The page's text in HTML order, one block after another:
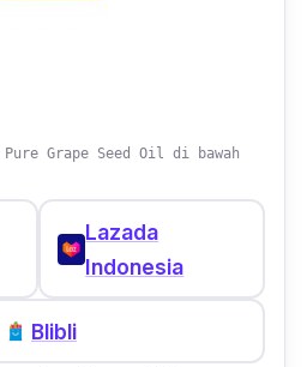
Pure Grape Seed Oil di bawah
Lazada
Indonesia
Blibli